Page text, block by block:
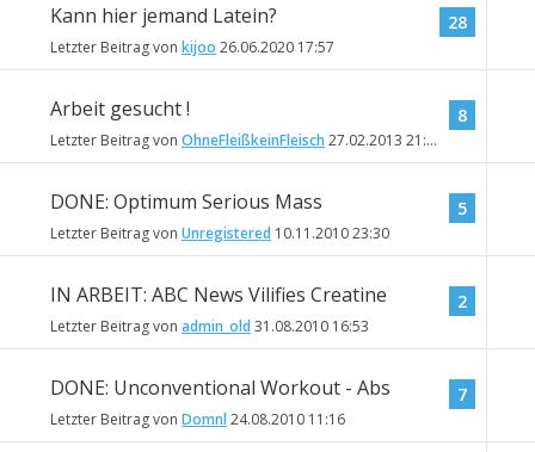
Kann hier jemand Latein?
Letzter Beitrag von kijoo 26.06.2020 17:57
28
Arbeit gesucht !
Letzter Beitrag von OhneFleißkeinFleisch 27.02.2013 21:12
8
DONE: Optimum Serious Mass
Letzter Beitrag von Unregistered 10.11.201023:30
5
IN ARBEIT: ABC News Vilifies Creatine
Letzter Beitrag von admin_old 31.08.2010 16:53
2
DONE: Unconventional Workout - Abs
Letzter Beitrag von Domnl24.08.2010 11:16
7